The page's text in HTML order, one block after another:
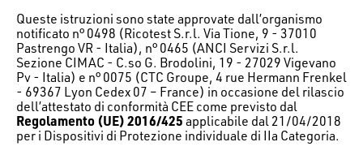
Queste istruzioni sono state approvate dall’organismo
notificato n° 0498 (Ricotest S.r.l. Via Tione, 9 - 37010
Pastrengo VR - Italia), n° 0465 (ANCI Servizi S.r.l.
Sezione CIMAC - C.so G. Brodolini, 19 - 27029 Vigevano
Pv - Italia) e n° 0075 (CTC Groupe, 4 rue Hermann Frenkel
- 69367 Lyon Cedex 07 – France) in occasione del rilascio
dell’attestato di conformità CEE come previsto dal
Regolamento (UE) 2016/425applicabile dal 21/04/2018
per i Dispositivi di Protezione individuale di IIa Categoria.